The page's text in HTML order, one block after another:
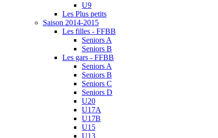
U9
Les Plus petits
Saison 2014-2015
Les filles - FFBB
Seniors A
Seniors B
Les gars - FFBB
Seniors A
Seniors B
Seniors C
Seniors D
U20
U17A
U17B
U15
U13